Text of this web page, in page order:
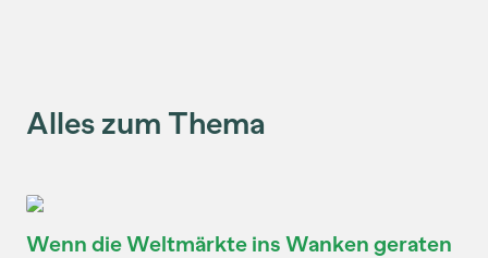
Alles zum Thema
Wenn die Weltmärkte ins Wanken geraten